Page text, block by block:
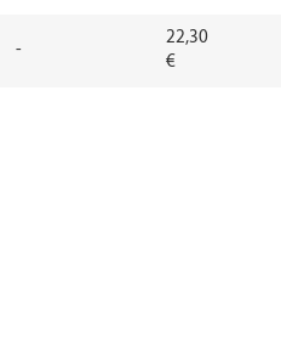
-
22,30
€